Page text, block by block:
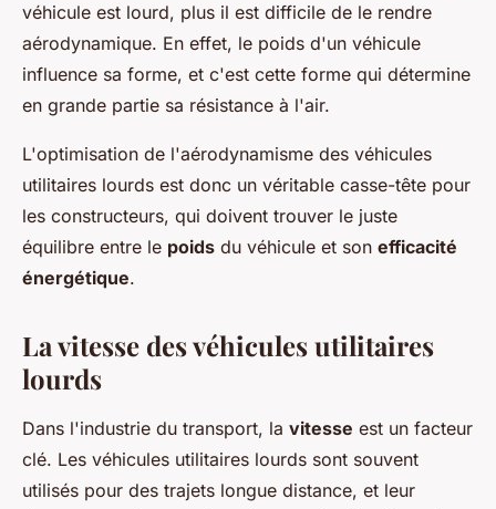
véhicule est lourd, plus il est difficile de le rendre
aérodynamique. En effet, le poids d'un véhicule
influence sa forme, et c'est cette forme qui détermine
en grande partie sa résistance à l'air.
L'optimisation de l'aérodynamisme des véhicules
utilitaires lourds est donc un véritable casse-tête pour
les constructeurs, qui doivent trouver le juste
équilibre entre le poids du véhicule et son efficacité
énergétique.
La vitesse des véhicules utilitaires
lourds
Dans l'industrie du transport, la vitesse est un facteur
clé. Les véhicules utilitaires lourds sont souvent
utilisés pour des trajets longue distance, et leur